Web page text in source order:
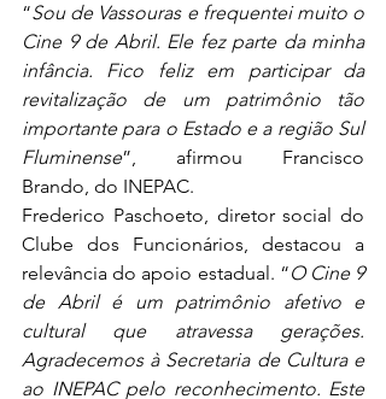
“Sou de Vassouras e frequentei muito o
Cine 9 de Abril. Ele fez parte da minha
infância. Fico feliz em participar da
revitalização de um patrimônio tão
importante para o Estado e a região Sul
Fluminense”, afirmou Francisco
Brando, do INEPAC.
Frederico Paschoeto, diretor social do
Clube dos Funcionários, destacou a
relevância do apoio estadual. “O Cine 9
de Abril é um patrimônio afetivo e
cultural que atravessa gerações.
Agradecemos à Secretaria de Cultura e
ao INEPAC pelo reconhecimento. Este